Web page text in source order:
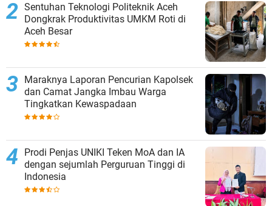
Sentuhan Teknologi Politeknik Aceh
Dongkrak Produktivitas UMKM Roti di
Aceh Besar
Maraknya Laporan Pencurian Kapolsek
dan Camat Jangka Imbau Warga
Tingkatkan Kewaspadaan
Prodi Penjas UNIKI Teken MoA dan IA
dengan sejumlah Perguruan Tinggi di
Indonesia